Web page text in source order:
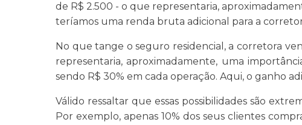
de R$ 2.500 - o que representaria,
teríamos uma renda bruta adicional para a
No que tange o seguro residencial, a corretora
representaria, aproximadamente, uma
sendo R$ 30% em cada operação. Aqui, o ganho
Válido ressaltar que essas possibilidades são
Por exemplo, apenas 10% dos seus clientes